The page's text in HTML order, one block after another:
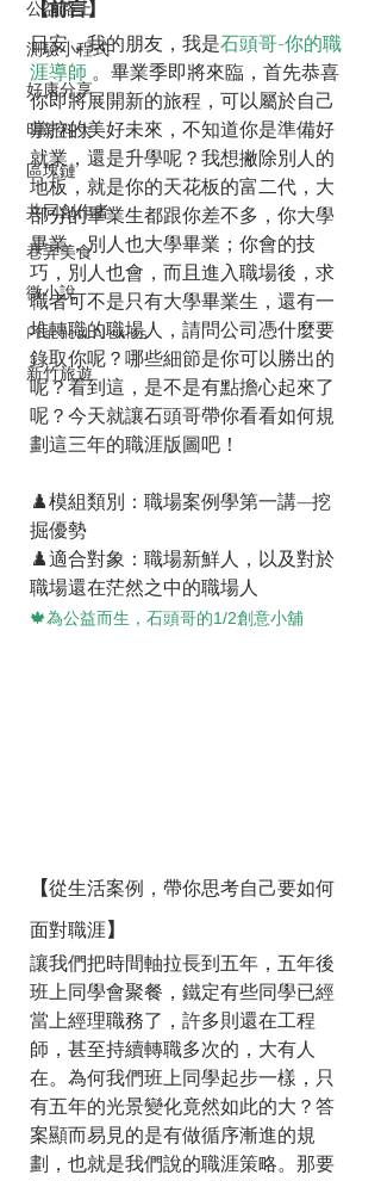
公益路上
測驗小程式
好康分享
明新科大
區塊鏈
共同創作者
巷弄美食
微小說
Practical AI skills
新竹旅遊
【前言】
日安，我的朋友，我是石頭哥-你的職
涯導師 。畢業季即將來臨，首先恭喜
你即將展開新的旅程，可以屬於自己
掌控的美好未來，不知道你是準備好
就業，還是升學呢？我想撇除別人的
地板，就是你的天花板的富二代，大
部分的畢業生都跟你差不多，你大學
畢業，別人也大學畢業；你會的技
巧，別人也會，而且進入職場後，求
職者可不是只有大學畢業生，還有一
堆轉職的職場人，請問公司憑什麼要
錄取你呢？哪些細節是你可以勝出的
呢？看到這，是不是有點擔心起來了
呢？今天就讓石頭哥帶你看看如何規
劃這三年的職涯版圖吧！
♟️模組類別：職場案例學第一講—挖
掘優勢
♟️適合對象：職場新鮮人，以及對於
職場還在茫然之中的職場人
🍁為公益而生，石頭哥的1/2創意小舖
【從生活案例，帶你思考自己要如何
面對職涯】
讓我們把時間軸拉長到五年，五年後
班上同學會聚餐，鐵定有些同學已經
當上經理職務了，許多則還在工程
師，甚至持續轉職多次的，大有人
在。為何我們班上同學起步一樣，只
有五年的光景變化竟然如此的大？答
案顯而易見的是有做循序漸進的規
劃，也就是我們說的職涯策略。那要